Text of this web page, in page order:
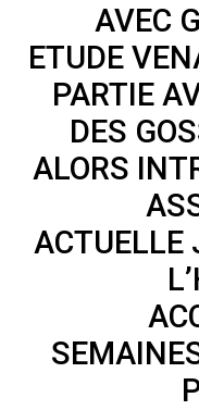
AVEC
ETUDE
PARTIE
DES
ALORS
ACTUELLE